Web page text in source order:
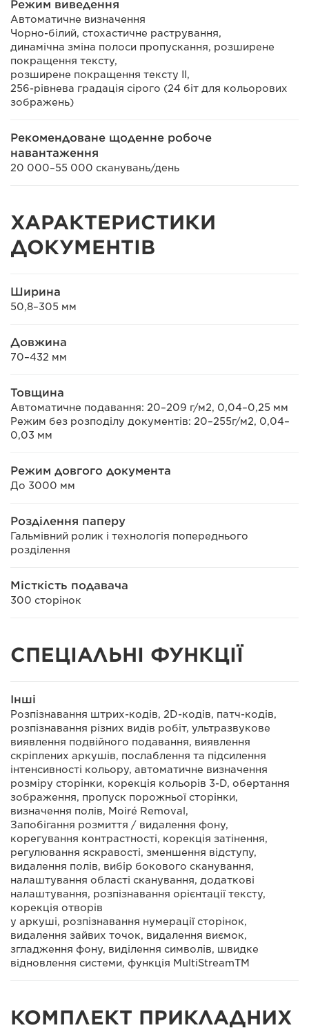
Режим виведення
Автоматичне визначення
Чорно-білий, стохастичне растрування,
динамічна зміна полоси пропускання, розширене
покращення тексту,
розширене покращення тексту II,
256-рівнева градація сірого (24 біт для кольорових
зображень)
Рекомендоване щоденне робоче
навантаження
20 000–55 000 сканувань/день
ХАРАКТЕРИСТИКИ
ДОКУМЕНТІВ
Ширина
50,8–305 мм
Довжина
70–432 мм
Товщина
Автоматичне подавання: 20–209 г/м2, 0,04–0,25 мм
Режим без розподілу документів: 20–255г/м2, 0,04–
0,03 мм
Режим довгого документа
До 3000 мм
Розділення паперу
Гальмівний ролик і технологія попереднього
розділення
Місткість подавача
300 сторінок
СПЕЦІАЛЬНІ ФУНКЦІЇ
Інші
Розпізнавання штрих-кодів, 2D-кодів, патч-кодів,
розпізнавання різних видів робіт, ультразвукове
виявлення подвійного подавання, виявлення
скріплених аркушів, послаблення та підсилення
інтенсивності кольору, автоматичне визначення
розміру сторінки, корекція кольорів 3-D, обертання
зображення, пропуск порожньої сторінки,
визначення полів, Moiré Removal,
Запобігання розмиття / видалення фону,
корегування контрастності, корекція затінення,
регулювання яскравості, зменшення відступу,
видалення полів, вибір бокового сканування,
налаштування області сканування, додаткові
налаштування, розпізнавання орієнтації тексту,
корекція отворів
у аркуші, розпізнавання нумерації сторінок,
видалення зайвих точок, видалення виємок,
згладження фону, виділення символів, швидке
відновлення системи, функція MultiStreamTM
КОМПЛЕКТ ПРИКЛАДНИХ